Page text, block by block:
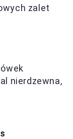
zalet
nierdzewna,